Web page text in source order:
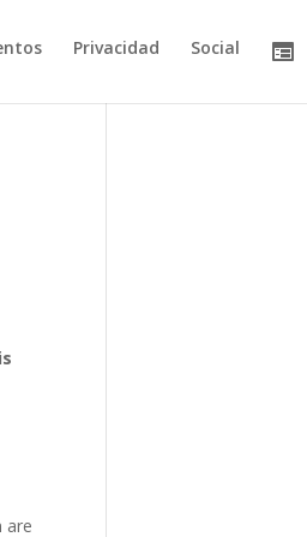
Privacidad Social
are